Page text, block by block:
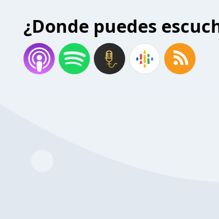
¿Donde puedes